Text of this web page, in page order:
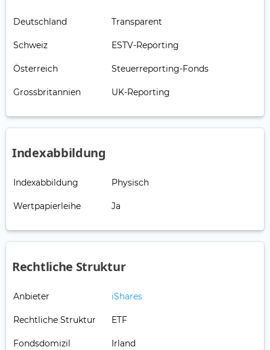
Deutschland Transparent
Schweiz ESTV-Reporting
Österreich Steuerreporting-Fonds
Grossbritannien UK-Reporting
Indexabbildung
Indexabbildung Physisch
Wertpapierleihe Ja
Rechtliche Struktur
Anbieter iShares
Rechtliche Struktur ETF
Fondsdomizil Irland